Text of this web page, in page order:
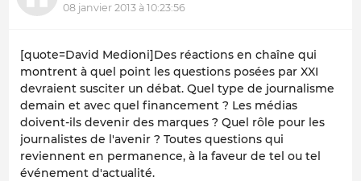
08 janvier 2013 à 10:23:56
[quote=David Medioni]Des réactions en chaîne qui
montrent à quel point les questions posées par XXI
devraient susciter un débat. Quel type de journalisme
demain et avec quel financement ? Les médias
doivent-ils devenir des marques ? Quel rôle pour les
journalistes de l'avenir ? Toutes questions qui
reviennent en permanence, à la faveur de tel ou tel
événement d'actualité.